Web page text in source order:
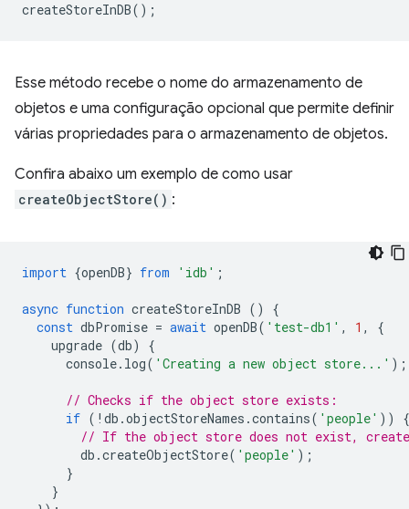
createStoreInDB();
Esse método recebe o nome do armazenamento de
objetos e uma configuração opcional que permite definir
várias propriedades para o armazenamento de objetos.
Confira abaixo um exemplo de como usar
createObjectStore() :
import {openDB} from 'idb' ;
async function createStoreInDB ()
{
const dbPromise = await openDB( 'test-db1' , 1 ,
{
upgrade (db)
{
console. log( 'Creating a new object store...' );
// Checks if the object store exists:
if ( ! db .objectStoreNames .contains( 'people' ))
{
// If the object store does not exist,
db .createObjectStore( 'people' );
}
}